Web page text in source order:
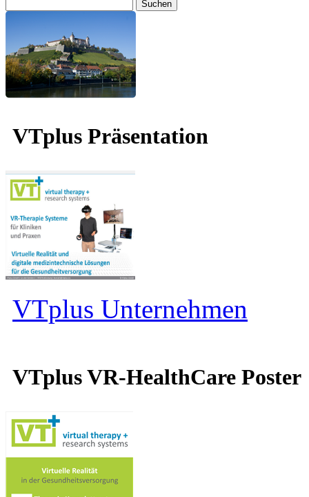
nach:
VTplus Präsentation
VTplus Unternehmen
VTplus VR-HealthCare Poster